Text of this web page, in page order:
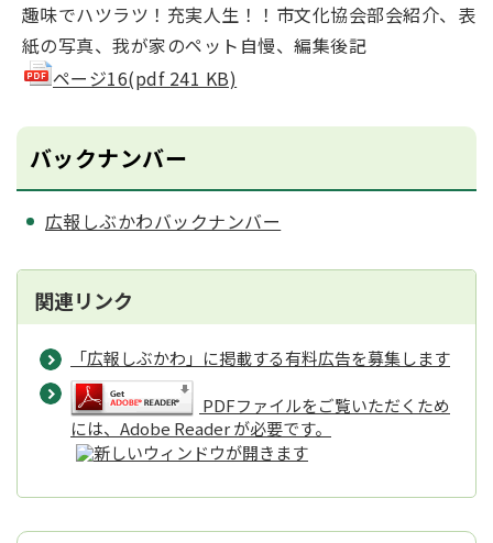
趣味でハツラツ！充実人生！！市文化協会部会紹介、表
紙の写真、我が家のペット自慢、編集後記
ページ16(pdf 241 KB)
バックナンバー
広報しぶかわバックナンバー
関連リンク
「広報しぶかわ」に掲載する有料広告を募集します
PDFファイルをご覧いただくため
には、Adobe Reader が必要です。